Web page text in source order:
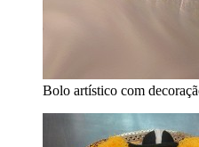
Bolo artístico com